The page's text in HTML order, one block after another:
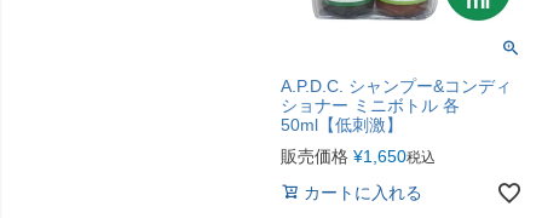
A.P.D.C. シャンプー&コンディ
ショナー ミニボトル 各
50ml【低刺激】
販売価格 ¥1,650税込
カートに入れる